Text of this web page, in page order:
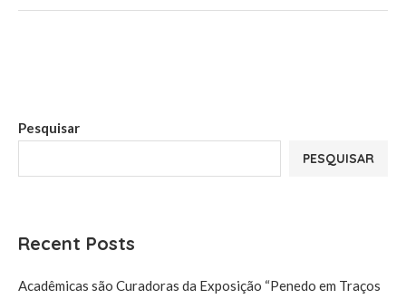
Pesquisar
PESQUISAR
Recent Posts
Acadêmicas são Curadoras da Exposição “Penedo em Traços